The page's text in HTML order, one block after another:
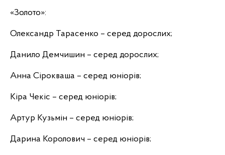
«Золото»:
Олександр Тарасенко – серед дорослих;
Данило Демчишин – серед дорослих;
Анна Сірокваша – серед юніорів;
Кіра Чекіс – серед юніорів;
Артур Кузьмін – серед юніорів;
Дарина Королович – серед юніорів;